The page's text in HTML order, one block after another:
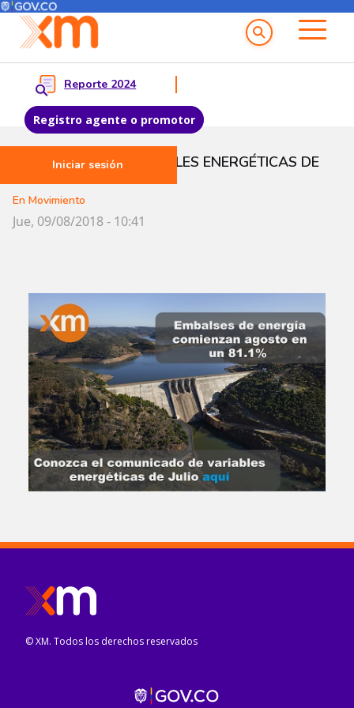
Pasar al contenido principal
Menú del Usuario
Reporte 2024
Registro agente o promotor
Iniciar sesión
Menu principal
INFORME DE VARIABLES ENERGÉTICAS DE
En Movimiento
Jue, 09/08/2018 - 10:41
© XM. Todos los derechos reservados